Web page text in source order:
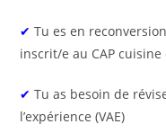
✔ Tu es en
inscrit/e au CAP
✔ Tu as besoin de
l’expérience (VAE)